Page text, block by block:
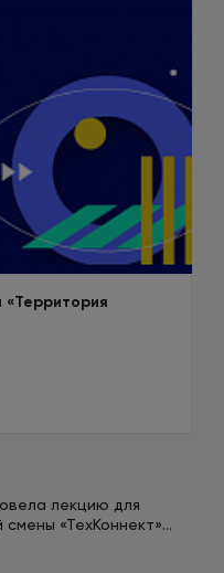
лекцию для
«ТехКоннект»